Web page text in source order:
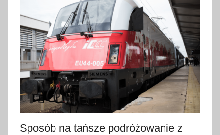
ź
d
z
i
e
r
n
iSposób na tańsze podróżowanie z